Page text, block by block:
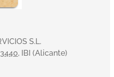
S.L.
, IBI (Alicante)